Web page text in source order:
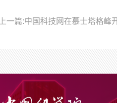
上一篇:中国科技网在慕士塔格峰